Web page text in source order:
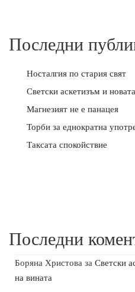
Последни
Носталгия по стария свят
Светски аскетизъм и
Магнезият не е панацея
Торби за еднократна
Таксата спокойствие
Последни
Боряна Христова за Светски
на вината